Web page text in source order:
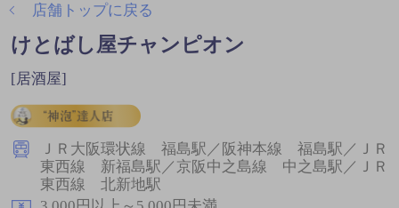
店舗トップに戻る
けとばし屋チャンピオン
[居酒屋]
ＪＲ大阪環状線 福島駅／阪神本線 福島駅／ＪＲ
東西線 新福島駅／京阪中之島線 中之島駅／ＪＲ
東西線 北新地駅